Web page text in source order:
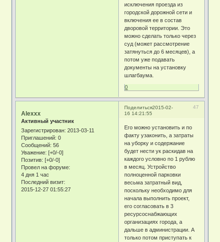
исключения проезда из
городской дорожной сети и
включения ее в состав
дворовой территории. Это
можно сделать только через
суд (может рассмотрение
затянуться до 6 месяцев), а
потом уже подавать
документы на установку
шлагбаума.
0
Поделиться 47
2015-02-
16 14:21:55
Alexxx
Активный участник
Зарегистрирован: 2013-03-11
Приглашений: 0
Сообщений: 56
Уважение: [+0/-0]
Позитив: [+0/-0]
Провел на форуме:
4 дня 1 час
Последний визит:
2015-12-27 01:55:27
Его можно установить и по
факту узаконить, а затраты
на уборку и содержание
будет нести ук раскидав на
каждого условно по 1 рублю
в месяц. Устройство
полноценной парковки
весьма затратный вид,
поскольку необходимо для
начала выполнить проект,
его согласовать в 3
ресурсоснабжающих
организациях города, а
дальше в администрации. А
только потом приступать к